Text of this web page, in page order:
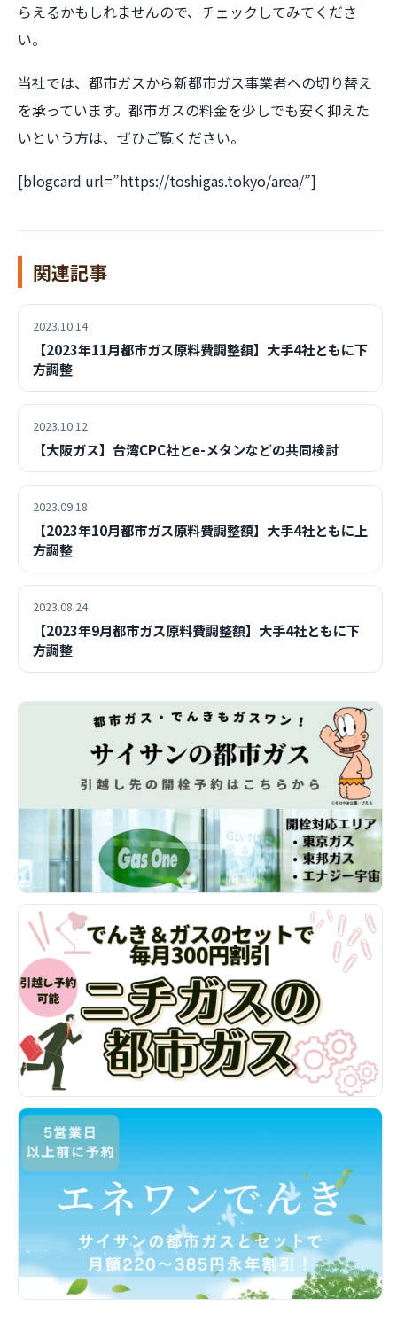
らえるかもしれませんので、チェックしてみてくださ
い。
当社では、都市ガスから新都市ガス事業者への切り替え
を承っています。都市ガスの料金を少しでも安く抑えた
いという方は、ぜひご覧ください。
[blogcard url=”https://toshigas.tokyo/area/”]
関連記事
2023.10.14
【2023年11月都市ガス原料費調整額】大手4社ともに下
方調整
2023.10.12
【大阪ガス】台湾CPC社とe-メタンなどの共同検討
2023.09.18
【2023年10月都市ガス原料費調整額】大手4社ともに上
方調整
2023.08.24
【2023年9月都市ガス原料費調整額】大手4社ともに下
方調整